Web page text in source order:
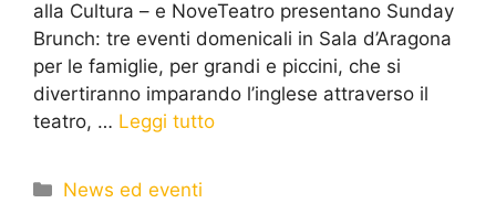
alla Cultura – e NoveTeatro presentano Sunday
Brunch: tre eventi domenicali in Sala d’Aragona
per le famiglie, per grandi e piccini, che si
divertiranno imparando l’inglese attraverso il
teatro, … Leggi tutto
News ed eventi